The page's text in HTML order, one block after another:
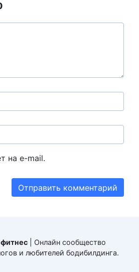
на e-mail.
| Онлайн сообщество
и любителей бодибилдинга.